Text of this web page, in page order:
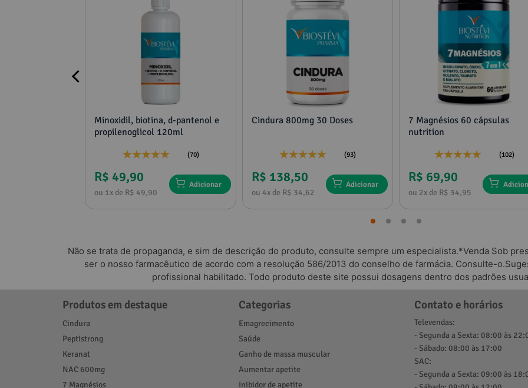
Minoxidil, biotina, d-pantenol e
propilenoglicol 120ml
(70)
R$ 49,90
ou 1x de R$ 49,90
Adicionar
Cindura 800mg 30 Doses
(93)
R$ 138,50
ou 4x de R$ 34,62
Adicionar
7 Magnésios 60 cápsulas
nutrition
(102)
R$ 69,90
ou 2x de R$ 34,95
Não se trata de propaganda, e sim de descrição do produto, consulte sempre um especialista.*Venda Sob
ser o nosso farmacêutico de acordo com a resolução 586/2013 do conselho de farmácia. Consulte-
profissional habilitado. Todo produto deste site possui dosagens dentro dos padrões
Produtos em destaque
Cindura
Peptistrong
Keranat
NAC 600mg
7 Magnésios
Categorias
Emagrecimento
Saúde
Ganho de massa muscular
Aumentar apetite
Inibidor de apetite
Contato e horários
Televendas:
- Segunda a Sexta: 08:00 às
- Sábado: 08:00 às 17:00
SAC:
- Segunda a Sexta: 09:00 às